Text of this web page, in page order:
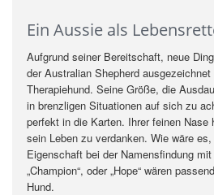
Ein Aussie als
Aufgrund seiner Bereitschaft, neue
der Australian Shepherd
Therapiehund. Seine Größe, die
in brenzligen Situationen auf sich zu
perfekt in die Karten. Ihrer feinen
sein Leben zu verdanken. Wie wäre
Eigenschaft bei der Namensfindung mit
„Champion“, oder „Hope“ wären
Hund.